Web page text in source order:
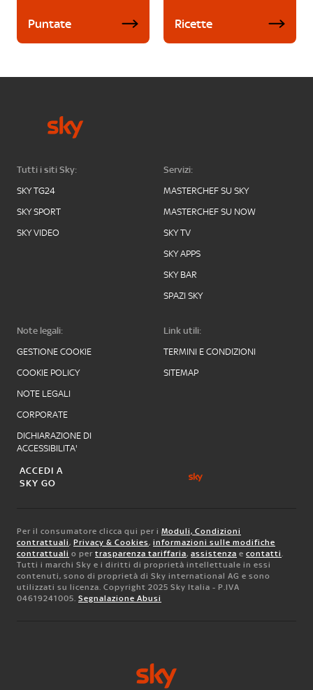
Puntate Ricette
Tutti i siti Sky:
SKY TG24
SKY SPORT
SKY VIDEO
Servizi:
MASTERCHEF SU SKY
MASTERCHEF SU NOW
SKY TV
SKY APPS
SKY BAR
SPAZI SKY
Note legali:
GESTIONE COOKIE
COOKIE POLICY
NOTE LEGALI
CORPORATE
DICHIARAZIONE DI
ACCESSIBILITA'
Link utili:
TERMINI E CONDIZIONI
SITEMAP
ACCEDI A
SKY GO
Per il consumatore clicca qui per i Moduli, Condizioni
contrattuali, Privacy & Cookies, informazioni sulle modifiche
contrattuali o per trasparenza tariffaria, assistenza e contatti.
Tutti i marchi Sky e i diritti di proprietà intellettuale in essi
contenuti, sono di proprietà di Sky international AG e sono
utilizzati su licenza. Copyright 2025 Sky Italia - P.IVA
04619241005. Segnalazione Abusi